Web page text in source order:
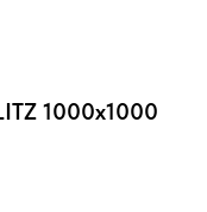
1000х1000